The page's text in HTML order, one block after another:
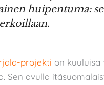
huipentuma:
projekti on kuuluisa
Sen avulla